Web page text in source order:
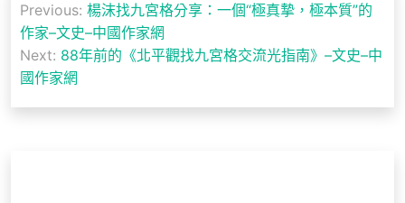
章
導
覽
Previous: 楊沫找九宮格分享：一個“極真摯，極本質”的
作家–文史–中國作家網
Next: 88年前的《北平觀找九宮格交流光指南》–文史–中
國作家網